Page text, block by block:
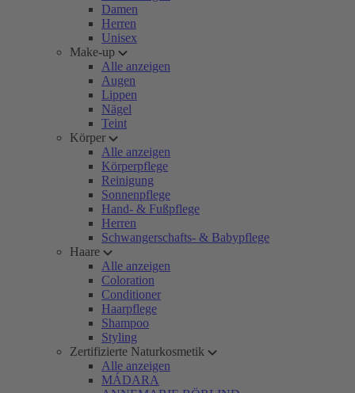
Damen
Herren
Unisex
Make-up
Alle anzeigen
Augen
Lippen
Nägel
Teint
Körper
Alle anzeigen
Körperpflege
Reinigung
Sonnenpflege
Hand- & Fußpflege
Herren
Schwangerschafts- & Babypflege
Haare
Alle anzeigen
Coloration
Conditioner
Haarpflege
Shampoo
Styling
Zertifizierte Naturkosmetik
Alle anzeigen
MÁDARA